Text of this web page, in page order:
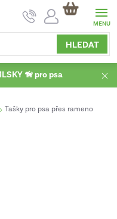
HLEDAT
NÁKUPNÍ
KOŠÍK
🦮 pro psa
Tašky pro psa přes rameno